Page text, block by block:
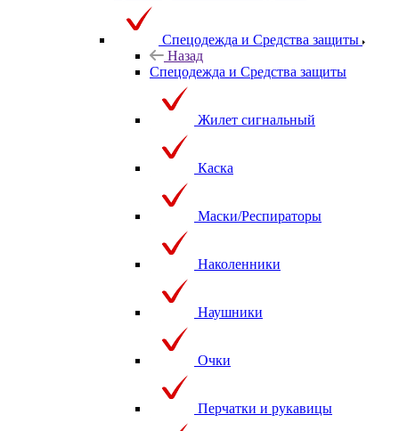
Спецодежда и Средства защиты
Назад
Спецодежда и Средства защиты
Жилет сигнальный
Каска
Маски/Респираторы
Наколенники
Наушники
Очки
Перчатки и рукавицы